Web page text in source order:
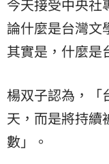
今天接受中央社
論什麼是台灣文
其實是，什麼是
楊双子認為，「
天，而是將持續
數」。